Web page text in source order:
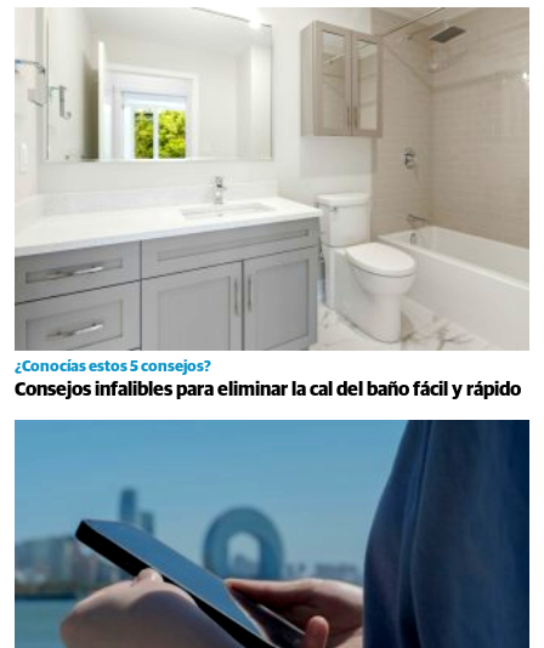
¿Conocías estos 5 consejos?
Consejos infalibles para eliminar la cal del baño fácil y rápido